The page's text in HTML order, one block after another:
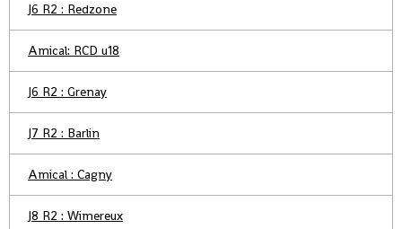
J6 R2 : Redzone
Amical: RCD u18
J6 R2 : Grenay
J7 R2 : Barlin
Amical : Cagny
J8 R2 : Wimereux